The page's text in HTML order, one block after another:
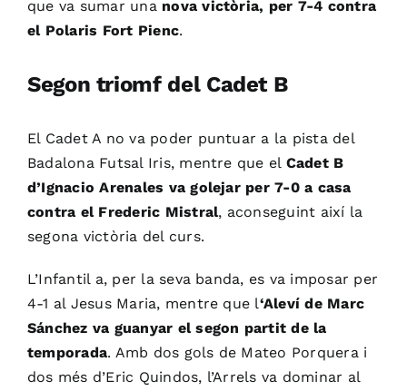
que va sumar una nova victòria, per 7-4 contra
el Polaris Fort Pienc.
Segon triomf del Cadet B
El Cadet A no va poder puntuar a la pista del
Badalona Futsal Iris, mentre que el Cadet B
d’Ignacio Arenales va golejar per 7-0 a casa
contra el Frederic Mistral, aconseguint així la
segona victòria del curs.
L’Infantil a, per la seva banda, es va imposar per
4-1 al Jesus Maria, mentre que l‘Aleví de Marc
Sánchez va guanyar el segon partit de la
temporada. Amb dos gols de Mateo Porquera i
dos més d’Eric Quindos, l’Arrels va dominar al